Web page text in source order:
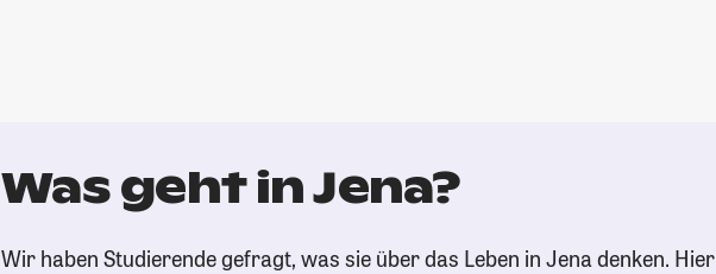
Was geht in Jena?
Wir haben Studierende gefragt, was sie über das Leben in Jena denken. Hier